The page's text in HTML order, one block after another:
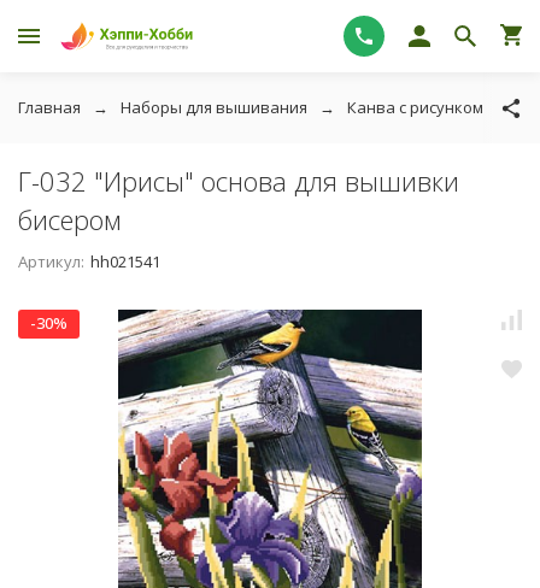
Главная Наборы для вышивания Канва с рисунком
Г-032 "Ирисы" основа для вышивки
бисером
Артикул: hh021541
-30%